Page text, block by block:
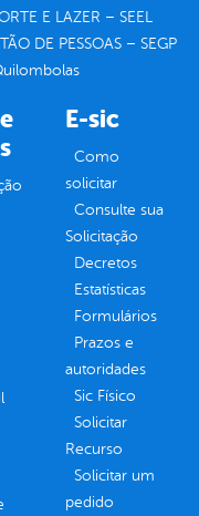
E LAZER – SEEL
DE PESSOAS – SEGP
E-sic
Como
solicitar
Consulte sua
Solicitação
Decretos
Estatísticas
Formulários
Prazos e
autoridades
Sic Físico
Solicitar
Recurso
Solicitar um
pedido